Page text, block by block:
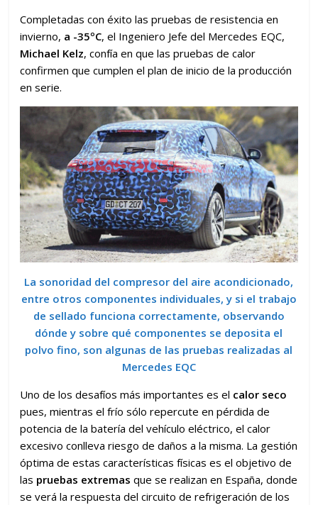
Completadas con éxito las pruebas de resistencia en
invierno, a -35ºC, el Ingeniero Jefe del Mercedes EQC,
Michael Kelz, confía en que las pruebas de calor
confirmen que cumplen el plan de inicio de la producción
en serie.
La sonoridad del compresor del aire acondicionado,
entre otros componentes individuales, y si el trabajo
de sellado funciona correctamente, observando
dónde y sobre qué componentes se deposita el
polvo fino, son algunas de las pruebas realizadas al
Mercedes EQC
Uno de los desafíos más importantes es el calor seco
pues, mientras el frío sólo repercute en pérdida de
potencia de la batería del vehículo eléctrico, el calor
excesivo conlleva riesgo de daños a la misma. La gestión
óptima de estas características físicas es el objetivo de
las pruebas extremasque se realizan en España, donde
se verá la respuesta del circuito de refrigeración de los